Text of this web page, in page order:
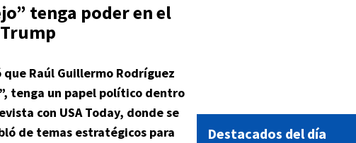
tenga poder en el
Raúl Guillermo Rodríguez
tenga un papel político dentro
con USA Today, donde se
de temas estratégicos para
Destacados del día